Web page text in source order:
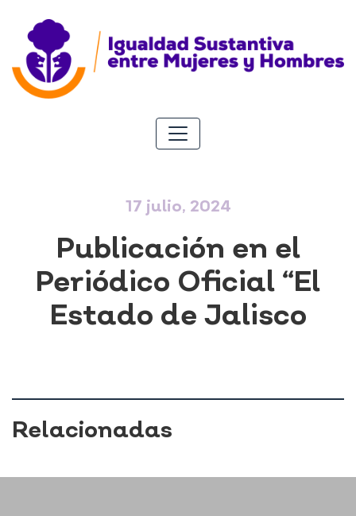
17 julio, 2024
Publicación en el
Periódico Oficial “El
Estado de Jalisco
Relacionadas